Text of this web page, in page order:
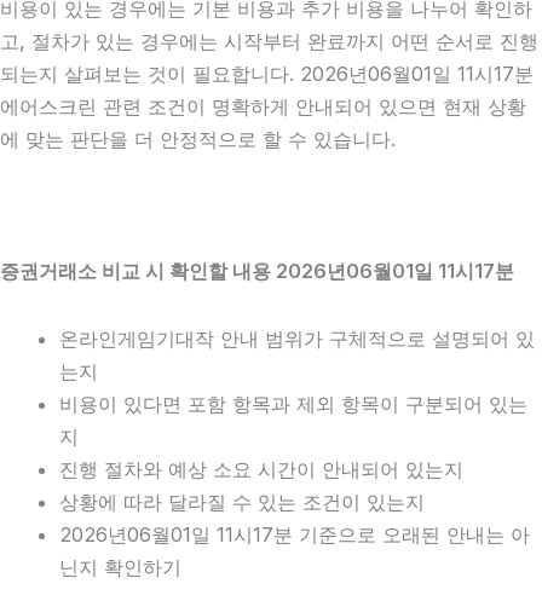
비용이 있는 경우에는 기본 비용과 추가 비용을 나누어 확인하
고, 절차가 있는 경우에는 시작부터 완료까지 어떤 순서로 진행
되는지 살펴보는 것이 필요합니다. 2026년06월01일 11시17분
에어스크린 관련 조건이 명확하게 안내되어 있으면 현재 상황
에 맞는 판단을 더 안정적으로 할 수 있습니다.
증권거래소 비교 시 확인할 내용 2026년06월01일 11시17분
온라인게임기대작 안내 범위가 구체적으로 설명되어 있
는지
비용이 있다면 포함 항목과 제외 항목이 구분되어 있는
지
진행 절차와 예상 소요 시간이 안내되어 있는지
상황에 따라 달라질 수 있는 조건이 있는지
2026년06월01일 11시17분 기준으로 오래된 안내는 아
닌지 확인하기